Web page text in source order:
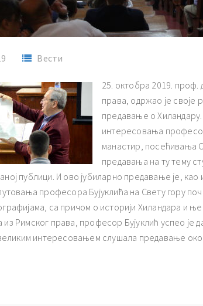
Вести
25. октобра 2019. проф.
права, одржао је своје
предавање о
интересовања
манастир, посећивања
предавања на ту тему
публици. И ово јубиларно предавање је,
професора Бујуклића на Свету гору
са причом о историји Хиландара и
Римског права, професор Бујуклић успео је
интересовањем слушала предавање око